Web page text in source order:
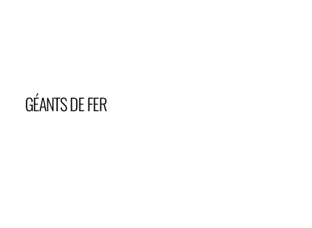
GÉANTS DE FER